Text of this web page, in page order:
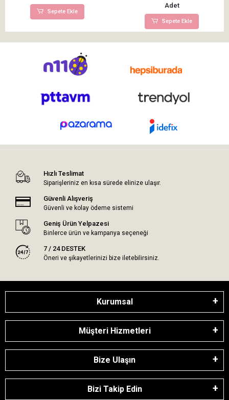
Sepete Ekle
Adet
Sepete Ekle
Hızlı Teslimat
Siparişleriniz en kısa sürede elinize ulaşır.
Güvenli Alışveriş
Güvenli ve kolay ödeme sistemi
Geniş Ürün Yelpazesi
Binlerce ürün ve kampanya seçeneği
7 / 24 DESTEK
Öneri ve şikayetlerinizi bize iletebilirsiniz.
Kurumsal
Müşteri Hizmetleri
Bize Ulaşın
Bizi Takip Edin